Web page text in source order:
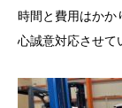
時間と費用はかか
心誠意対応させて